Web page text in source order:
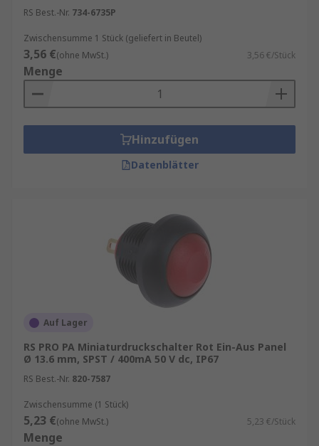
RS Best.-Nr. 734-6735P
Zwischensumme 1 Stück (geliefert in Beutel)
3,56 €(ohne MwSt.) 3,56 €/Stück
Menge
Hinzufügen
Datenblätter
Auf Lager
RS PRO PA Miniaturdruckschalter Rot Ein-Aus Panel
Ø 13.6 mm, SPST / 400mA 50 V dc, IP67
RS Best.-Nr. 820-7587
Zwischensumme (1 Stück)
5,23 €(ohne MwSt.) 5,23 €/Stück
Menge